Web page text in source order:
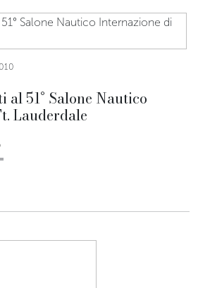
51° Salone Nautico
Lauderdale